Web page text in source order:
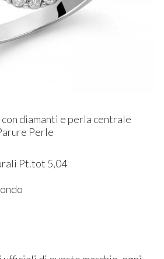
diamanti e perla centrale
Perle
Pt.tot 5,04